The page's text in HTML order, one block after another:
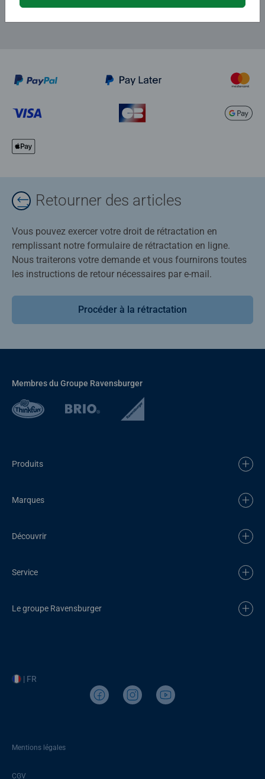
Retourner des articles
Vous pouvez exercer votre droit de rétractation en
remplissant notre formulaire de rétractation en ligne.
Nous traiterons votre demande et vous fournirons toutes
les instructions de retour nécessaires par e-mail.
Procéder à la rétractation
Membres du Groupe Ravensburger
Produits
Marques
Découvrir
Service
Le groupe Ravensburger
| FR
Mentions légales
CGV